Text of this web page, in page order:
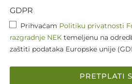
GDPR
Prihvaćam Politiku privatnosti
razgradnje NEK temeljenu na
zaštiti podataka Europske unije
PRETPLATI